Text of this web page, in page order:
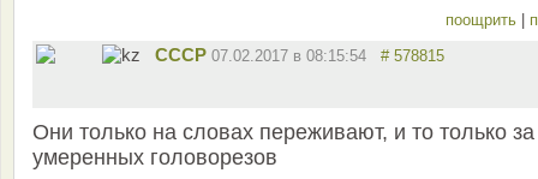
поощрить
СССР 07.02.2017 в 08:15:54 # 578815
Они только на словах переживают, и то только за
умеренных головорезов